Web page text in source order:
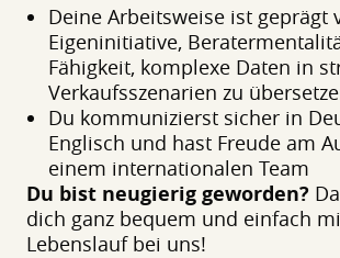
Deine Arbeitsweise ist geprägt
Eigeninitiative,
Fähigkeit, komplexe Daten in
Verkaufsszenarien zu
Du kommunizierst sicher in
Englisch und hast Freude am
einem internationalen Team
Du bist neugierig geworden?
dich ganz bequem und einfach
Lebenslauf bei uns!